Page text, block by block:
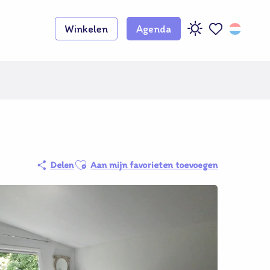
Winkelen Agenda
DelenAjouter aux favoris
Aan mijn favorieten toevoegen